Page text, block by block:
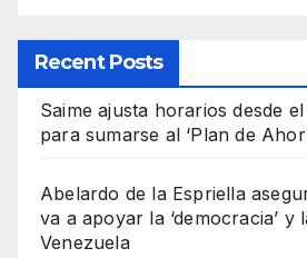
Recent Posts
Saime ajusta horarios desde
para sumarse al ‘Plan de
Abelardo de la Espriella
va a apoyar la ‘democracia’ y
Venezuela